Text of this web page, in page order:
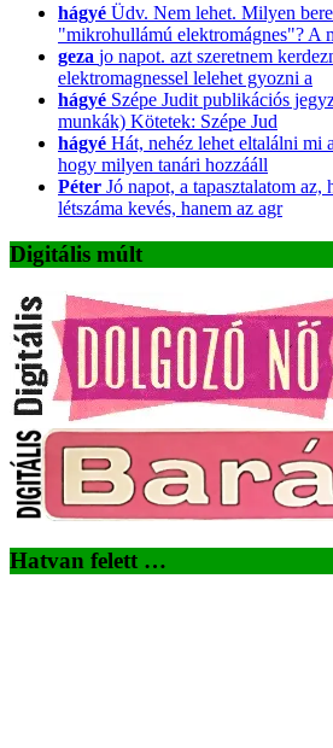
hágyé Üdv. Nem lehet. Milyen
"mikrohullámú elektromágnes"? A
geza jo napot. azt szeretnem
elektromagnessel lelehet gyozni a
hágyé Szépe Judit publikációs
munkák) Kötetek: Szépe Jud
hágyé Hát, nehéz lehet eltalálni mi
hogy milyen tanári hozzááll
Péter Jó napot, a tapasztalatom az,
létszáma kevés, hanem az agr
Digitális múlt
Hatvan felett …